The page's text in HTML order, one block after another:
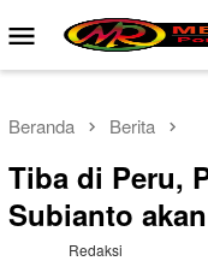
ke
Menu
Mobile
Beranda Berita
Tiba di Peru,
Subianto
Redaksi